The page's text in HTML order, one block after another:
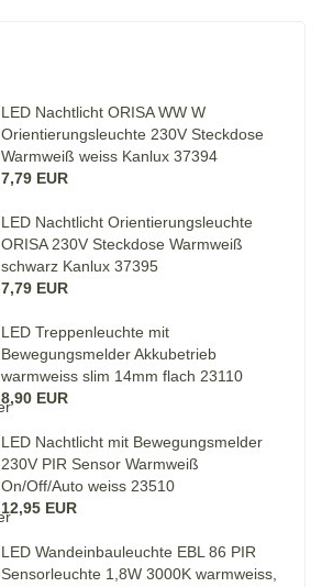
LED Nachtlicht ORISA WW W
Orientierungsleuchte 230V Steckdose
Warmweiß weiss Kanlux 37394
7,79 EUR
LED Nachtlicht Orientierungsleuchte
ORISA 230V Steckdose Warmweiß
schwarz Kanlux 37395
7,79 EUR
LED Treppenleuchte mit
Bewegungsmelder Akkubetrieb
warmweiss slim 14mm flach 23110
8,90 EUR
LED Nachtlicht mit Bewegungsmelder
230V PIR Sensor Warmweiß
On/Off/Auto weiss 23510
12,95 EUR
LED Wandeinbauleuchte EBL 86 PIR
Sensorleuchte 1,8W 3000K warmweiss,